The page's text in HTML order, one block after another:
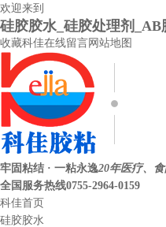
欢迎来到
硅胶胶水_硅胶处理剂
收藏科佳在线留言网站地图
牢固粘结 · 一粘永逸20年医疗、
全国服务热线0755-2964-0159
科佳首页
硅胶胶水